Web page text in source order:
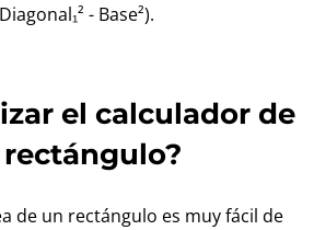
- Base²).
el calculador de
de un rectángulo es muy fácil de